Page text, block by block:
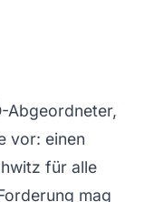
Abgeordneter,
vor: einen
für alle
mag